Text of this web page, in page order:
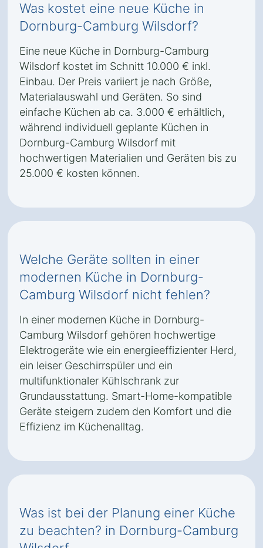
Was kostet eine neue Küche in
Dornburg-Camburg Wilsdorf?
Eine neue Küche in Dornburg-Camburg
Wilsdorf kostet im Schnitt 10.000 € inkl.
Einbau. Der Preis variiert je nach Größe,
Materialauswahl und Geräten. So sind
einfache Küchen ab ca. 3.000 € erhältlich,
während individuell geplante Küchen in
Dornburg-Camburg Wilsdorf mit
hochwertigen Materialien und Geräten bis zu
25.000 € kosten können.
Welche Geräte sollten in einer
modernen Küche in Dornburg-
Camburg Wilsdorf nicht fehlen?
In einer modernen Küche in Dornburg-
Camburg Wilsdorf gehören hochwertige
Elektrogeräte wie ein energieeffizienter Herd,
ein leiser Geschirrspüler und ein
multifunktionaler Kühlschrank zur
Grundausstattung. Smart-Home-kompatible
Geräte steigern zudem den Komfort und die
Effizienz im Küchenalltag.
Was ist bei der Planung einer Küche
zu beachten? in Dornburg-Camburg